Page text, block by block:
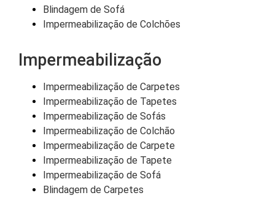
Blindagem de Sofá
Impermeabilização de Colchões
Impermeabilização
Impermeabilização de Carpetes
Impermeabilização de Tapetes
Impermeabilização de Sofás
Impermeabilização de Colchão
Impermeabilização de Carpete
Impermeabilização de Tapete
Impermeabilização de Sofá
Blindagem de Carpetes